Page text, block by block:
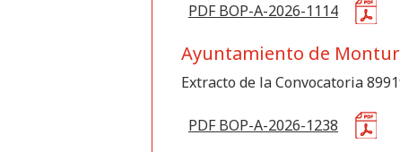
PDF BOP-A-2026-1114
Ayuntamiento de
Extracto de la Convocatoria
PDF BOP-A-2026-1238